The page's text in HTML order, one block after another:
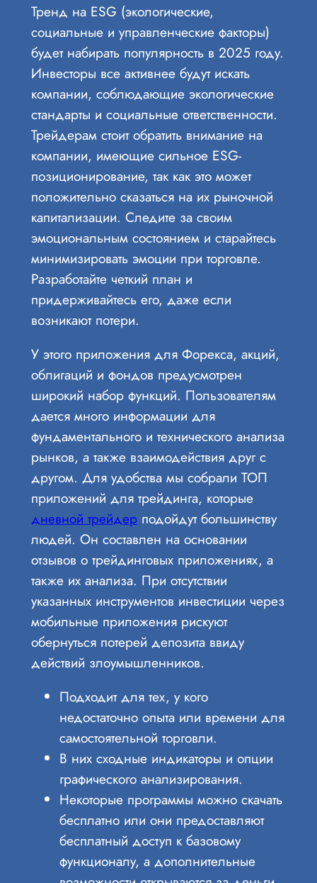
Тренд на ESG (экологические,
социальные и управленческие факторы)
будет набирать популярность в 2025 году.
Инвесторы все активнее будут искать
компании, соблюдающие экологические
стандарты и социальные ответственности.
Трейдерам стоит обратить внимание на
компании, имеющие сильное ESG-
позиционирование, так как это может
положительно сказаться на их рыночной
капитализации. Следите за своим
эмоциональным состоянием и старайтесь
минимизировать эмоции при торговле.
Разработайте четкий план и
придерживайтесь его, даже если
возникают потери.
У этого приложения для Форекса, акций,
облигаций и фондов предусмотрен
широкий набор функций. Пользователям
дается много информации для
фундаментального и технического анализа
рынков, а также взаимодействия друг с
другом. Для удобства мы собрали ТОП
приложений для трейдинга, которые
дневной трейдер подойдут большинству
людей. Он составлен на основании
отзывов о трейдинговых приложениях, а
также их анализа. При отсутствии
указанных инструментов инвестиции через
мобильные приложения рискуют
обернуться потерей депозита ввиду
действий злоумышленников.
Подходит для тех, у кого
недостаточно опыта или времени для
самостоятельной торговли.
В них сходные индикаторы и опции
графического анализирования.
Некоторые программы можно скачать
бесплатно или они предоставляют
бесплатный доступ к базовому
функционалу, а дополнительные